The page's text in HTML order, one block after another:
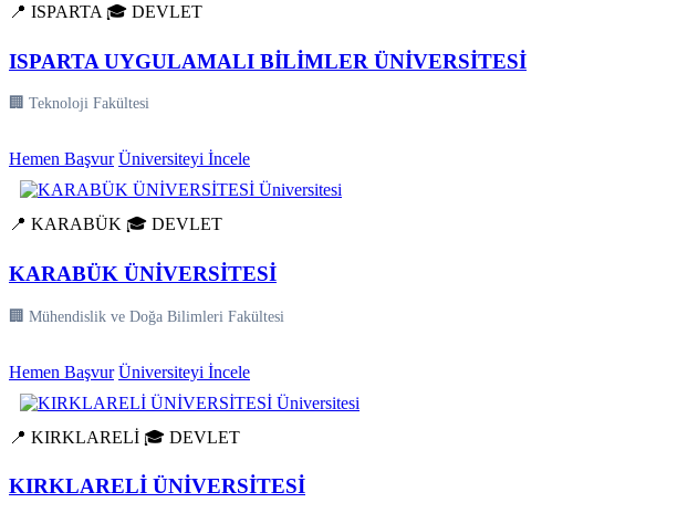
📍 ISPARTA 🎓 DEVLET
ISPARTA UYGULAMALI BİLİMLER ÜNİVERSİTESİ
🏢 Teknoloji Fakültesi
Hemen Başvur Üniversiteyi İncele
📍 KARABÜK 🎓 DEVLET
KARABÜK ÜNİVERSİTESİ
🏢 Mühendislik ve Doğa Bilimleri Fakültesi
Hemen Başvur Üniversiteyi İncele
📍 KIRKLARELİ 🎓 DEVLET
KIRKLARELİ ÜNİVERSİTESİ